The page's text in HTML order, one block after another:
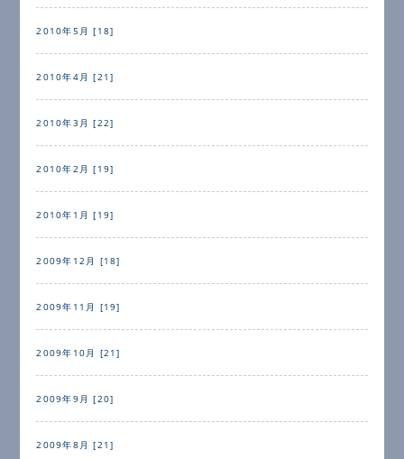
2010年5月 [18]
2010年4月 [21]
2010年3月 [22]
2010年2月 [19]
2010年1月 [19]
2009年12月 [18]
2009年11月 [19]
2009年10月 [21]
2009年9月 [20]
2009年8月 [21]